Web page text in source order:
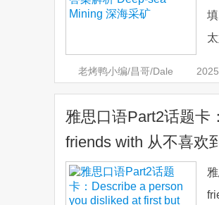
老烤鸭小编/昌哥/Dale
析
雅思口语Part2话题卡
friends with 从不喜欢